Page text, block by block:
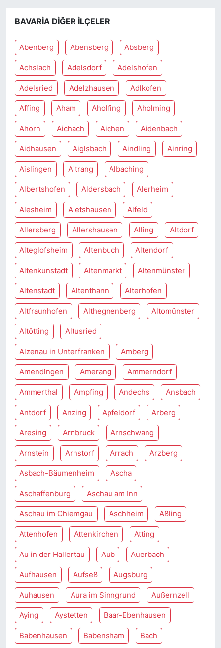
BAVARIA DIĞER İLÇELER
Abenberg Abensberg Absberg
Achslach Adelsdorf Adelshofen
Adelsried Adelzhausen Adlkofen
Affing Aham Aholfing Aholming
Ahorn Aichach Aichen Aidenbach
Aidhausen Aiglsbach Aindling Ainring
Aislingen Aitrang Albaching
Albertshofen Aldersbach Alerheim
Alesheim Aletshausen Alfeld
Allersberg Allershausen Alling Altdorf
Alteglofsheim Altenbuch Altendorf
Altenkunstadt Altenmarkt Altenmünster
Altenstadt Altenthann Alterhofen
Altfraunhofen Althegnenberg Altomünster
Altötting Altusried
Alzenau in Unterfranken Amberg
Amendingen Amerang Ammerndorf
Ammerthal Ampfing Andechs Ansbach
Antdorf Anzing Apfeldorf Arberg
Aresing Arnbruck Arnschwang
Arnstein Arnstorf Arrach Arzberg
Asbach-Bäumenheim Ascha
Aschaffenburg Aschau am Inn
Aschau im Chiemgau Aschheim Aßling
Attenhofen Attenkirchen Atting
Au in der Hallertau Aub Auerbach
Aufhausen Aufseß Augsburg
Auhausen Aura im Sinngrund Außernzell
Aying Aystetten Baar-Ebenhausen
Babenhausen Babensham Bach